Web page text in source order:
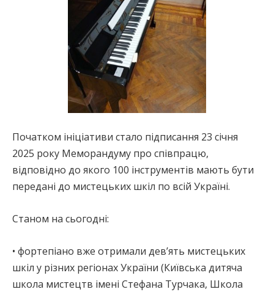
Початком ініціативи стало підписання 23 січня
2025 року Меморандуму про співпрацю,
відповідно до якого 100 інструментів мають бути
передані до мистецьких шкіл по всій Україні.
Станом на сьогодні:
• фортепіано вже отримали дев’ять мистецьких
шкіл у різних регіонах України (Київська дитяча
школа мистецтв імені Стефана Турчака, Школа